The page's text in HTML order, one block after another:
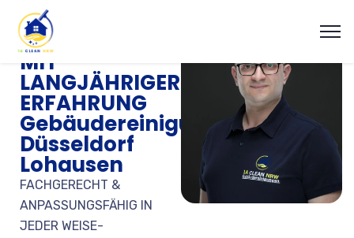
REINIGUNGSFIRMA
MIT
LANGJÄHRIGER
ERFAHRUNG
Gebäudereinigung
Düsseldorf
Lohausen
FACHGERECHT &
ANPASSUNGSFÄHIG IN
JEDER WEISE-